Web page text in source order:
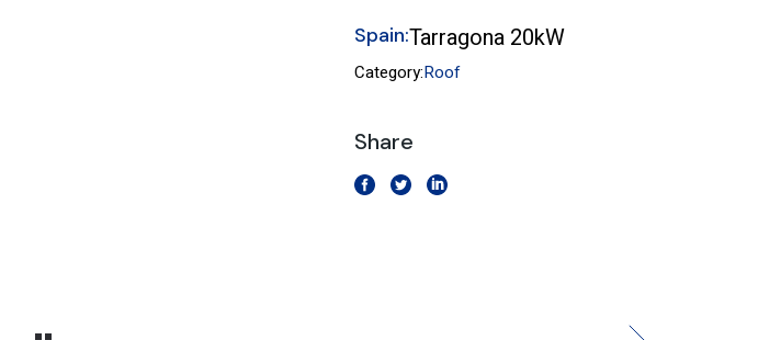
Spain:Tarragona 20kW
Category:Roof
Share